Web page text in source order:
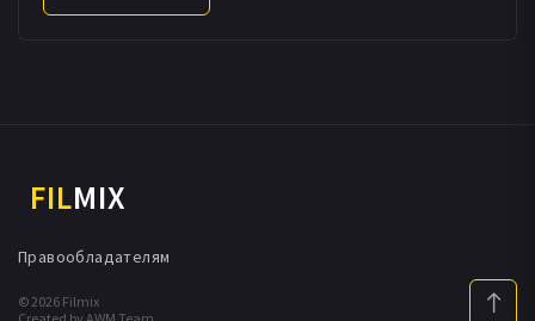
FILMIX
© 2026 Filmix
Правообладателям